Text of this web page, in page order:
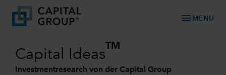
menu MENU
Capital Ideas
TM
Investmentresearch von der Capital Group